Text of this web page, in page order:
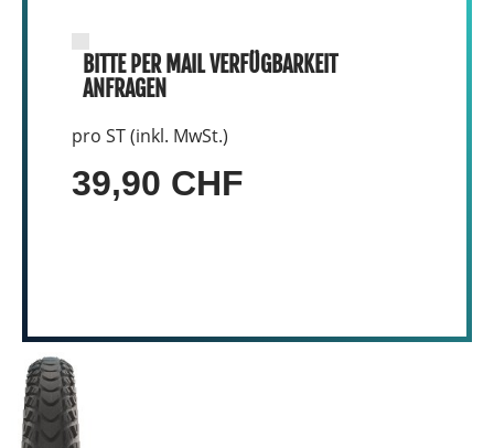
BITTE PER MAIL VERFÜGBARKEIT
ANFRAGEN
pro ST (inkl. MwSt.)
39,90 CHF